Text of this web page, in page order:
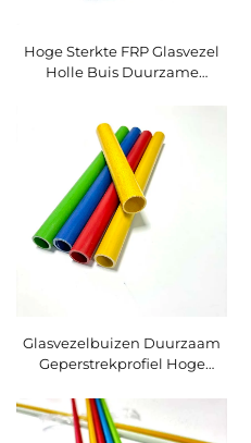
Hoge Sterkte FRP Glasvezel
Holle Buis Duurzame
Glasvezelbuizen Duurzaam
Geperstrekprofiel Hoge
Glasvezelproducten